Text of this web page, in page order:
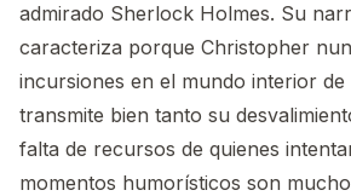
admirado Sherlock Holmes. Su
caracteriza porque Christopher
incursiones en el mundo interior de
transmite bien tanto su
falta de recursos de quienes
momentos humorísticos son